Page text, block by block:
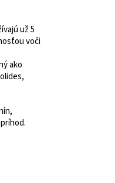
už 5
voči
ako